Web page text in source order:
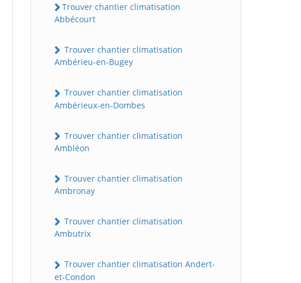
Trouver chantier climatisation
Abbécourt
Trouver chantier climatisation
Ambérieu-en-Bugey
Trouver chantier climatisation
Ambérieux-en-Dombes
Trouver chantier climatisation
Ambléon
Trouver chantier climatisation
Ambronay
Trouver chantier climatisation
Ambutrix
Trouver chantier climatisation Andert-
et-Condon